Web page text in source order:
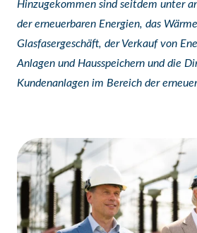
Hinzugekommen sind seitdem unter
der erneuerbaren Energien, das
Glasfasergeschäft, der Verkauf von
Anlagen und Hausspeichern und die
Kundenanlagen im Bereich der